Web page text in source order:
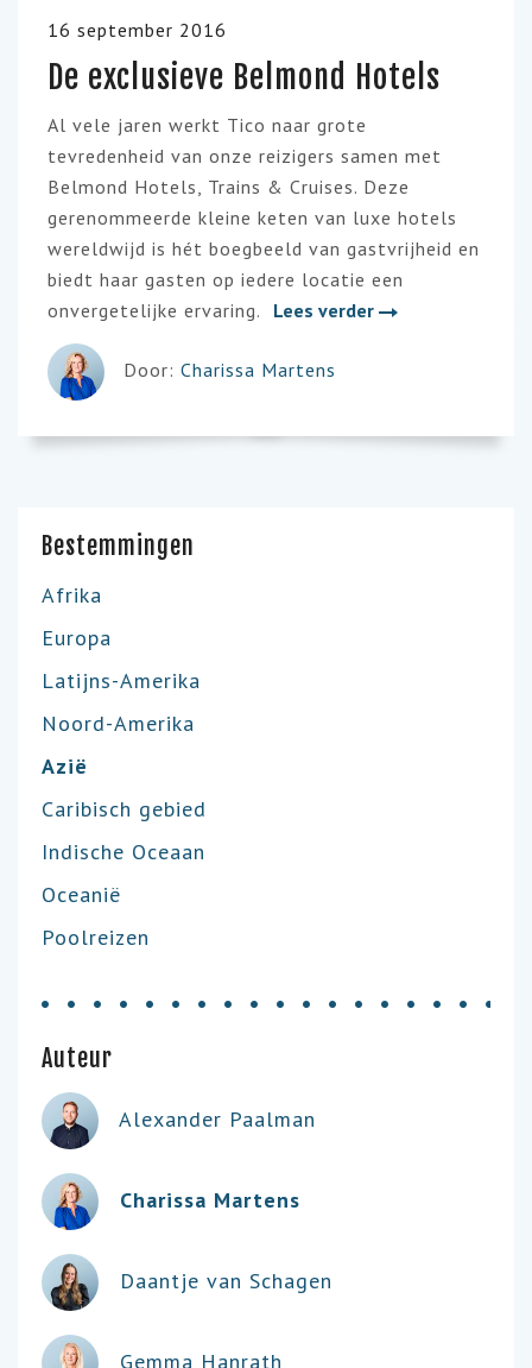
16 september 2016
De exclusieve Belmond Hotels
Al vele jaren werkt Tico naar grote
tevredenheid van onze reizigers samen met
Belmond Hotels, Trains & Cruises. Deze
gerenommeerde kleine keten van luxe hotels
wereldwijd is hét boegbeeld van gastvrijheid en
biedt haar gasten op iedere locatie een
onvergetelijke ervaring.
Lees verder
Door: Charissa Martens
Bestemmingen
Afrika
Europa
Latijns-Amerika
Noord-Amerika
Azië
Caribisch gebied
Indische Oceaan
Oceanië
Poolreizen
Auteur
Alexander Paalman
Charissa Martens
Daantje van Schagen
Gemma Hanrath